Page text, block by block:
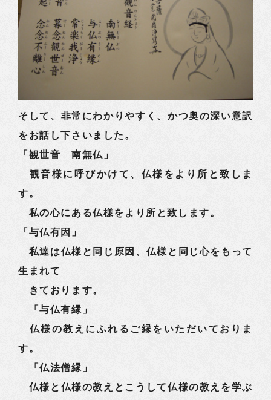
そして、非常にわかりやすく、かつ奥の深い意訳
をお話し下さいました。
「観世音 南無仏」
観音様に呼びかけて、仏様をより所と致しま
す。
私の心にある仏様をより所と致します。
「与仏有因」
私達は仏様と同じ原因、仏様と同じ心をもって
生まれて
きております。
「与仏有縁」
仏様の教えにふれるご縁をいただいておりま
す。
「仏法僧縁」
仏様と仏様の教えとこうして仏様の教えを学ぶ